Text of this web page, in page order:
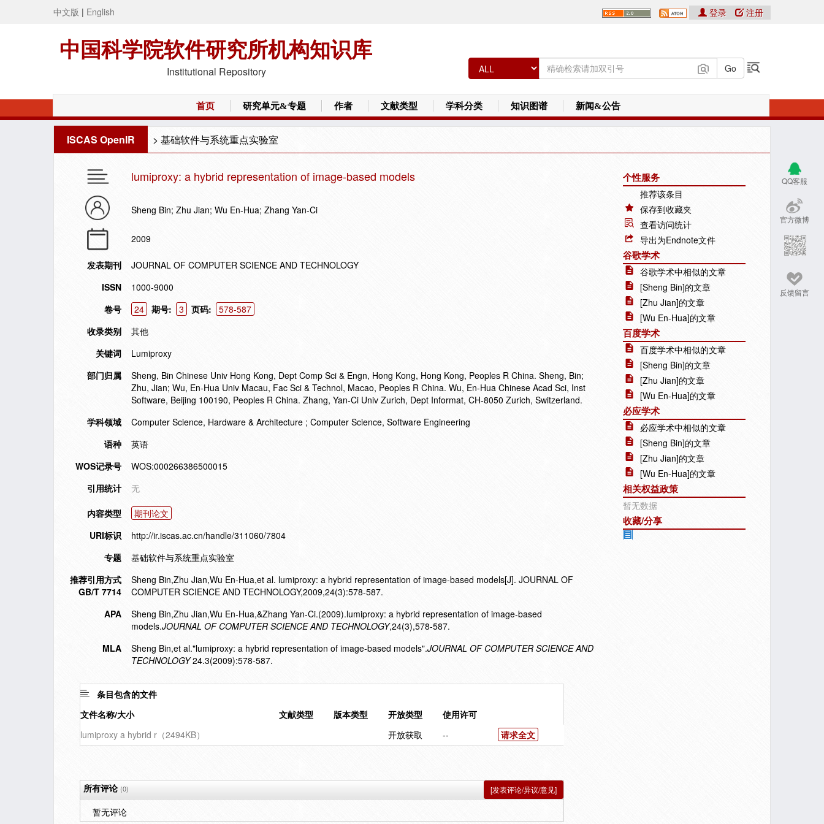
中文版 | English
中国科学院软件研究所机构知识库
Institutional Repository
登录 注册
首页 研究单元&专题 作者 文献类型 学科分类 知识图谱 新闻&公告
ISCAS OpenIR > 基础软件与系统重点实验室
QQ客服
官方微博
反馈留言
lumiproxy: a hybrid representation of image-based models
Sheng Bin; Zhu Jian; Wu En-Hua; Zhang Yan-Ci
2009
发表期刊
JOURNAL OF COMPUTER SCIENCE AND TECHNOLOGY
ISSN
1000-9000
卷号
24 期号: 3 页码:
578-587
收录类别
其他
关键词
Lumiproxy
部门归属
Sheng, Bin Chinese Univ Hong Kong, Dept Comp Sci & Engn, Hong Kong, Hong Kong, Peoples R China. Sheng, Bin;
Zhu, Jian; Wu, En-Hua Univ Macau, Fac Sci & Technol, Macao, Peoples R China. Wu, En-Hua Chinese Acad Sci, Inst
Software, Beijing 100190, Peoples R China. Zhang, Yan-Ci Univ Zurich, Dept Informat, CH-8050 Zurich, Switzerland.
学科领域
Computer Science, Hardware & Architecture ; Computer Science, Software Engineering
语种
英语
WOS记录号
WOS:000266386500015
引用统计
无
内容类型
期刊论文
URI标识
http://ir.iscas.ac.cn/handle/311060/7804
专题
基础软件与系统重点实验室
推荐引用方式
GB/T 7714
Sheng Bin,Zhu Jian,Wu En-Hua,et al. lumiproxy: a hybrid representation of image-based models[J]. JOURNAL OF
COMPUTER SCIENCE AND TECHNOLOGY,2009,24(3):578-587.
APA
Sheng Bin,Zhu Jian,Wu En-Hua,&Zhang Yan-Ci.(2009).lumiproxy: a hybrid representation of image-based
models.JOURNAL OF COMPUTER SCIENCE AND TECHNOLOGY,24(3),578-587.
MLA
Sheng Bin,et al."lumiproxy: a hybrid representation of image-based models".JOURNAL OF COMPUTER SCIENCE AND
TECHNOLOGY24.3(2009):578-587.
条目包含的文件
文件名称/大小
文献类型 版本类型 开放类型
使用许可
lumiproxy a hybrid r（2494KB）
开放获取 -- 请求全文
个性服务
推荐该条目
保存到收藏夹
查看访问统计
导出为Endnote文件
谷歌学术
谷歌学术中相似的文章
[Sheng Bin]的文章
[Zhu Jian]的文章
[Wu En-Hua]的文章
百度学术
百度学术中相似的文章
[Sheng Bin]的文章
[Zhu Jian]的文章
[Wu En-Hua]的文章
必应学术
必应学术中相似的文章
[Sheng Bin]的文章
[Zhu Jian]的文章
[Wu En-Hua]的文章
相关权益政策
暂无数据
收藏/分享
所有评论(0) [发表评论/异议/意见]
暂无评论